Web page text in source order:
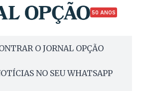
50 ANOS
O JORNAL OPÇÃO
NO SEU WHATSAPP